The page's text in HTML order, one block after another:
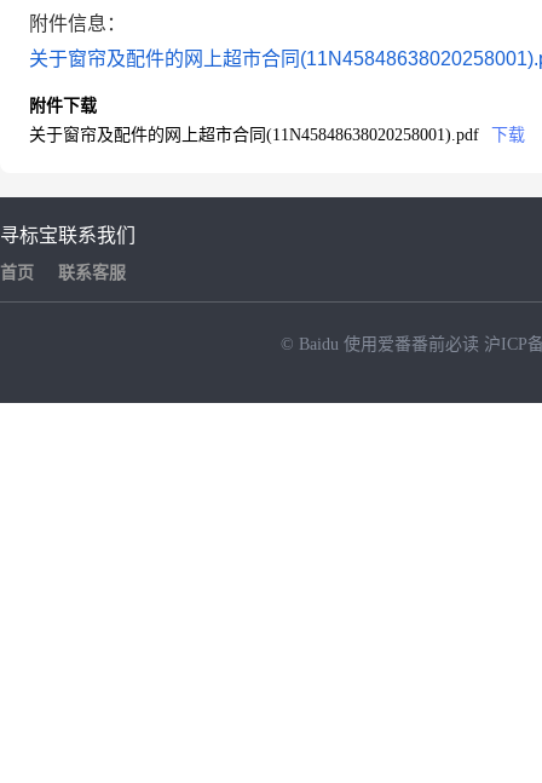
附件信息：
关于窗帘及配件的网上超市合同
附件下载
关于窗帘及配件的网上超市合同(11N45848638020258001).pdf
下载
寻标宝
首页
联系我们
联系客服
© Baidu 使用爱番番前必读 沪ICP